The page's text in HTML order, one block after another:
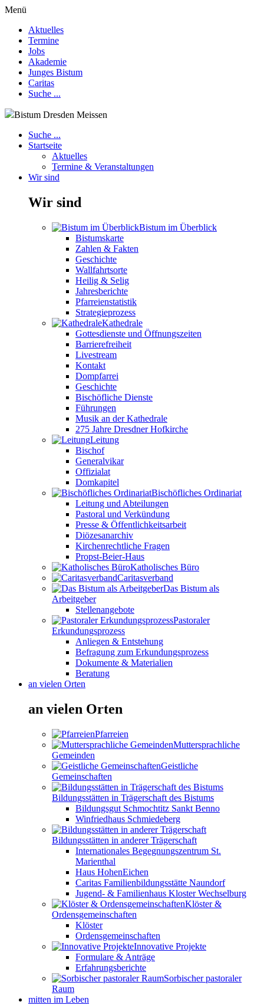
Menü
Aktuelles
Termine
Jobs
Akademie
Junges Bistum
Caritas
Suche ...
Bistum Dresden Meissen
Suche ...
Startseite
Aktuelles
Termine & Veranstaltungen
Wir sind
Wir sind
Bistum im Überblick
Bistumskarte
Zahlen & Fakten
Geschichte
Wallfahrtsorte
Heilig & Selig
Jahresberichte
Pfarreienstatistik
Strategieprozess
Kathedrale
Gottesdienste und Öffnungszeiten
Barrierefreiheit
Livestream
Kontakt
Dompfarrei
Geschichte
Bischöfliche Dienste
Führungen
Musik an der Kathedrale
275 Jahre Dresdner Hofkirche
Leitung
Bischof
Generalvikar
Offizialat
Domkapitel
Bischöfliches Ordinariat
Leitung und Abteilungen
Pastoral und Verkündung
Presse & Öffentlichkeitsarbeit
Diözesanarchiv
Kirchenrechtliche Fragen
Propst-Beier-Haus
Katholisches Büro
Caritasverband
Das Bistum als
Arbeitgeber
Stellenangebote
Pastoraler
Erkundungsprozess
Anliegen & Entstehung
Befragung zum Erkundungsprozess
Dokumente & Materialien
Beratung
an vielen Orten
an vielen Orten
Pfarreien
Muttersprachliche
Gemeinden
Geistliche
Gemeinschaften
Bildungsstätten in Trägerschaft des Bistums
Bildungsgut Schmochtitz Sankt Benno
Winfriedhaus Schmiedeberg
Bildungsstätten in anderer Trägerschaft
Internationales Begegnungszentrum St.
Marienthal
Haus HohenEichen
Caritas Familienbildungsstätte Naundorf
Jugend- & Familienhaus Kloster Wechselburg
Klöster &
Ordensgemeinschaften
Klöster
Ordensgemeinschaften
Innovative Projekte
Formulare & Anträge
Erfahrungsberichte
Sorbischer pastoraler
Raum
mitten im Leben